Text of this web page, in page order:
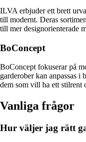
ILVA erbjuder ett brett
till modernt. Deras
till mer designorienterade
BoConcept
BoConcept fokuserar på
garderober kan anpassas
dem som vill ha ett stilrent
Vanliga frågor
Hur väljer jag rätt